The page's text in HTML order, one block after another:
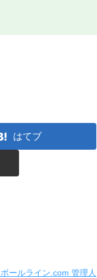
はてブ
ールライン.com 管理人